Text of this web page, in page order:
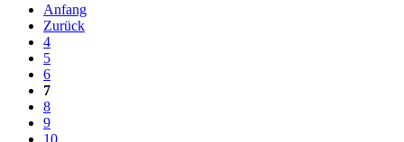
Anfang
Zurück
4
5
6
7
8
9
10